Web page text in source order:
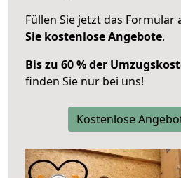
Füllen Sie jetzt das Formular
Sie kostenlose Angebote.
Bis zu 60 % der
finden Sie nur bei uns!
Kostenlose